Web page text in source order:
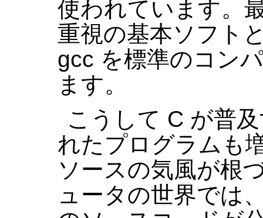
使われています。
重視の基本ソフト
gcc を標準のコン
ます。
こうして C が普
れたプログラムも
ソースの気風が根
ュータの世界では